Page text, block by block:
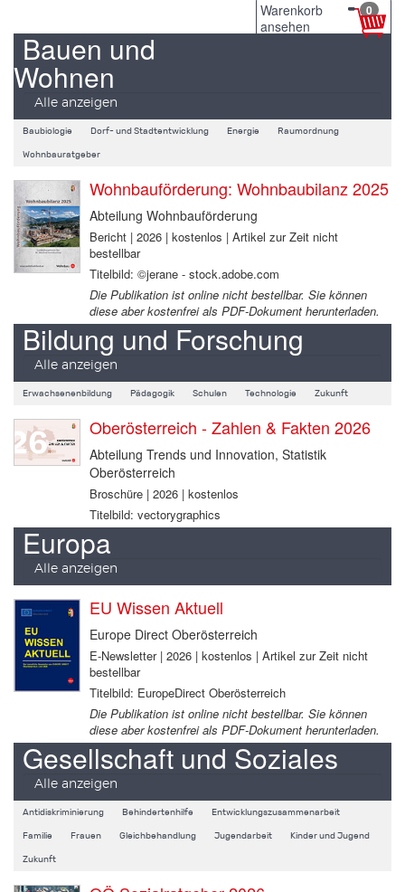
Warenkorb
ansehen
0
Bauen und
Wohnen
Alle anzeigen
Baubiologie Dorf- und Stadtentwicklung Energie Raumordnung
Wohnbauratgeber
Wohnbauförderung: Wohnbaubilanz 2025
Abteilung Wohnbauförderung
Bericht | 2026 | kostenlos | Artikel zur Zeit nicht
bestellbar
Titelbild: ©jerane - stock.adobe.com
Die Publikation ist online nicht bestellbar. Sie können
diese aber kostenfrei als PDF-Dokument herunterladen.
Bildung und Forschung
Alle anzeigen
Erwachsenenbildung Pädagogik Schulen Technologie Zukunft
Oberösterreich - Zahlen & Fakten 2026
Abteilung Trends und Innovation, Statistik
Oberösterreich
Broschüre | 2026 | kostenlos
Titelbild: vectorygraphics
Europa
Alle anzeigen
EU Wissen Aktuell
Europe Direct Oberösterreich
E-Newsletter | 2026 | kostenlos | Artikel zur Zeit nicht
bestellbar
Titelbild: EuropeDirect Oberösterreich
Die Publikation ist online nicht bestellbar. Sie können
diese aber kostenfrei als PDF-Dokument herunterladen.
Gesellschaft und Soziales
Alle anzeigen
Antidiskriminierung Behindertenhilfe Entwicklungszusammenarbeit
Familie Frauen Gleichbehandlung Jugendarbeit Kinder und Jugend
Zukunft